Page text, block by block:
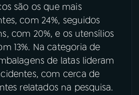
são os que mais
com 24%, seguidos
com 20%, e os utensílios
13%. Na categoria de
de latas lideram
com cerca de
relatados na pesquisa.